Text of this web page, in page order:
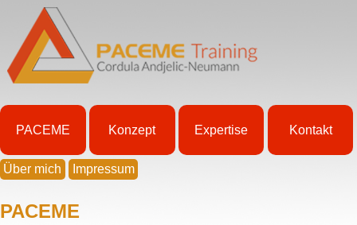
PACEME Konzept Expertise Kontakt
Über mich Impressum
PACEME